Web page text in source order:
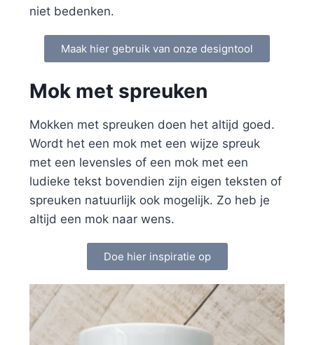
niet bedenken.
Maak hier gebruik van onze designtool
Mok met spreuken
Mokken met spreuken doen het altijd goed.
Wordt het een mok met een wijze spreuk
met een levensles of een mok met een
ludieke tekst bovendien zijn eigen teksten of
spreuken natuurlijk ook mogelijk. Zo heb je
altijd een mok naar wens.
Doe hier inspiratie op